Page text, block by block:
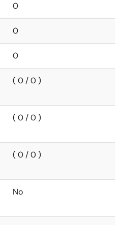
0
0
0
( 0 / 0 )
( 0 / 0 )
( 0 / 0 )
No